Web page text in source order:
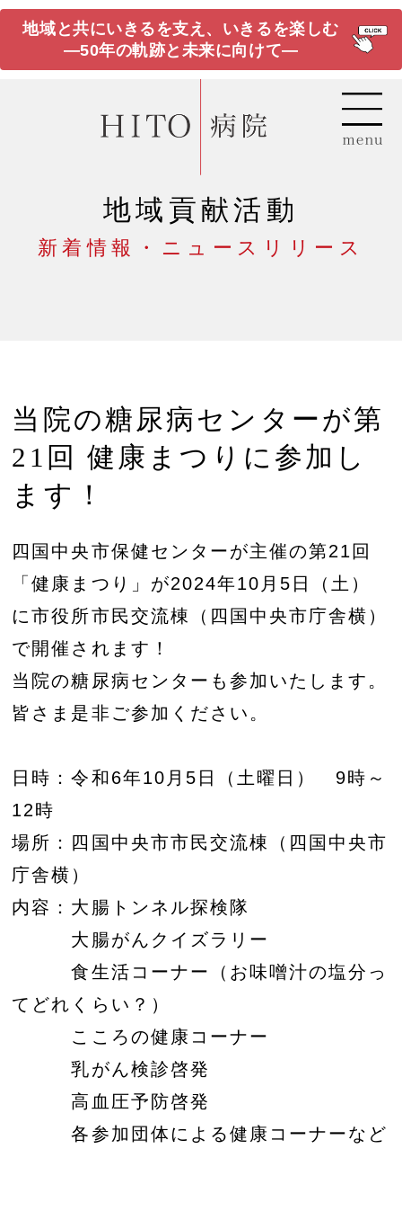
地域と共にいきるを支え、いきるを楽しむ
―50年の軌跡と未来に向けて―
地域貢献活動
新着情報・ニュースリリース
当院の糖尿病センターが第
21回 健康まつりに参加し
ます！
四国中央市保健センターが主催の第21回
「健康まつり」が2024年10月5日（土）
に市役所市民交流棟（四国中央市庁舎横）
で開催されます！
当院の糖尿病センターも参加いたします。
皆さま是非ご参加ください。
日時：令和6年10月5日（土曜日） 9時～
12時
場所：四国中央市市民交流棟（四国中央市
庁舎横）
内容：大腸トンネル探検隊
大腸がんクイズラリー
食生活コーナー（お味噌汁の塩分っ
てどれくらい？）
こころの健康コーナー
乳がん検診啓発
高血圧予防啓発
各参加団体による健康コーナーなど